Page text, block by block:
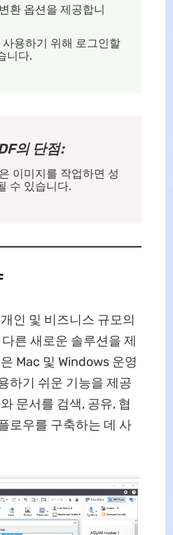
환 옵션을 제공합니
용하기 위해 로그인할
니다.
의 단점:
이미지를 작업하면 성
수 있습니다.
인 및 비즈니스 규모의
른 새로운 솔루션을 제
Mac 및 Windows 운영
하기 쉬운 기능을 제공
문서를 검색, 공유, 협
로우를 구축하는 데 사